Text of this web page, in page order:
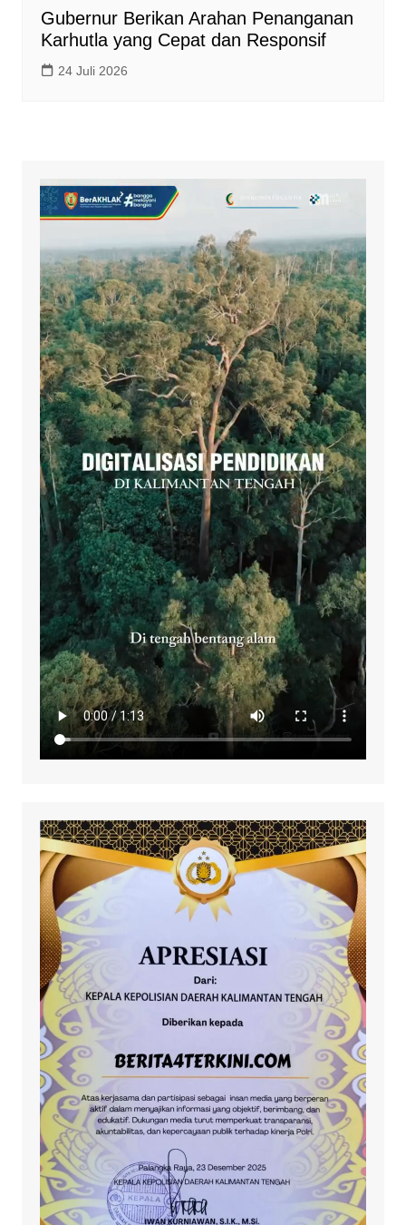
Gubernur Berikan Arahan Penanganan
Karhutla yang Cepat dan Responsif
24 Juli 2026